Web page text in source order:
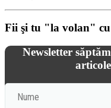
Fii şi tu "la volan" cu
Newsletter